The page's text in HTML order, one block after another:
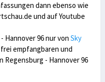
dann ebenso wie
und auf Youtube
Hannover 96 nur von Sky
empfangbaren und
Regensburg - Hannover 96